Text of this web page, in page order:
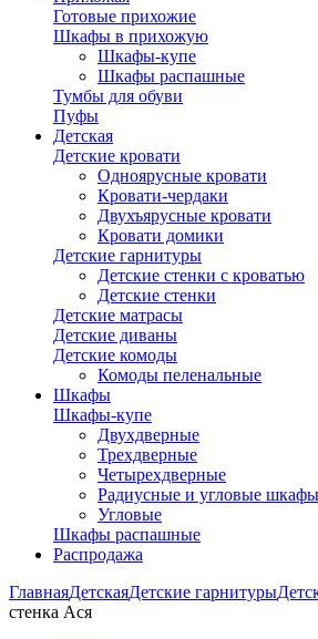
Готовые прихожие
Шкафы в прихожую
Шкафы-купе
Шкафы распашные
Тумбы для обуви
Пуфы
Детская
Детские кровати
Одноярусные кровати
Кровати-чердаки
Двухъярусные кровати
Кровати домики
Детские гарнитуры
Детские стенки с кроватью
Детские стенки
Детские матрасы
Детские диваны
Детские комоды
Комоды пеленальные
Шкафы
Шкафы-купе
Двухдверные
Трехдверные
Четырехдверные
Радиусные и угловые
Угловые
Шкафы распашные
Распродажа
ГлавнаяДетскаяДетские гарнитуры
стенка Ася